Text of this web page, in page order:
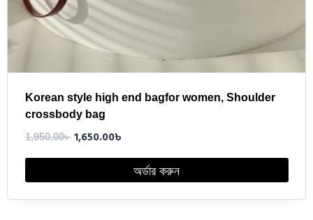
Korean style high end bagfor women, Shoulder
crossbody bag
1,950.00৳ 1,650.00৳
অর্ডার করুন